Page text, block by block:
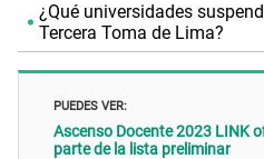
¿Qué universidades
Tercera Toma de Lima?
PUEDES VER:
Ascenso Docente 2023 LINK
parte de la lista preliminar